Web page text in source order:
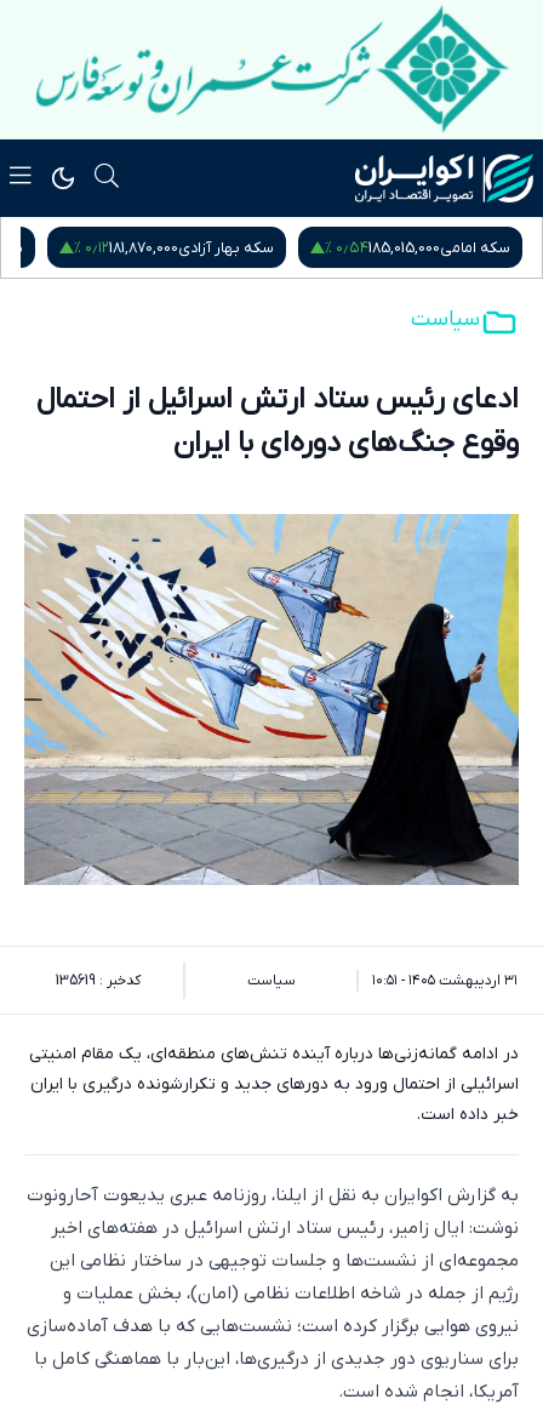
سکه امامی185,015,000۰٫۵۴ % سکه بهار آزادی181,870,000۰٫۱۲ %
سیاست
ادعای رئیس ستاد ارتش اسرائیل از احتمال
وقوع جنگ‌های دوره‌ای با ایران
۳۱ اردیبهشت ۱۴۰۵ - ۱۰:۵۱ سیاست کدخبر : 135619
در ادامه گمانه‌زنی‌ها درباره آینده تنش‌های منطقه‌ای، یک مقام امنیتی
اسرائیلی از احتمال ورود به دورهای جدید و تکرارشونده درگیری با ایران
خبر داده است.
به گزارش اکوایران به نقل از ایلنا، روزنامه عبری یدیعوت آحارونوت
نوشت:‌ ایال زامیر، رئیس ستاد ارتش اسرائیل در هفته‌های اخیر
مجموعه‌ای از نشست‌ها و جلسات توجیهی در ساختار نظامی این
رژیم از جمله در شاخه اطلاعات نظامی (امان)، بخش عملیات و
نیروی هوایی برگزار کرده است؛ نشست‌هایی که با هدف آماده‌سازی
برای سناریوی دور جدیدی از درگیری‌ها، این‌بار با هماهنگی کامل با
آمریکا، انجام شده است.